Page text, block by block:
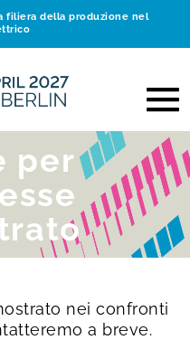
filiera della produzione nel
per
nei confronti
a breve.